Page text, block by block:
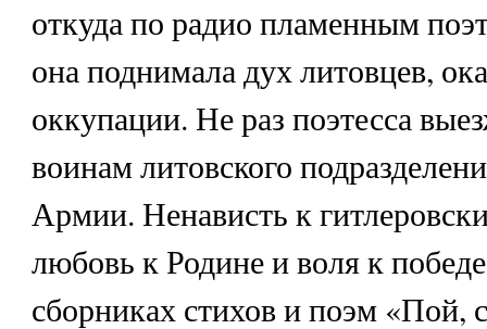
откуда по радио пламенным
она поднимала дух литовцев,
оккупации. Не раз поэтесса
воинам литовского
Армии. Ненависть к
любовь к Родине и воля к
сборниках стихов и поэм «Пой,